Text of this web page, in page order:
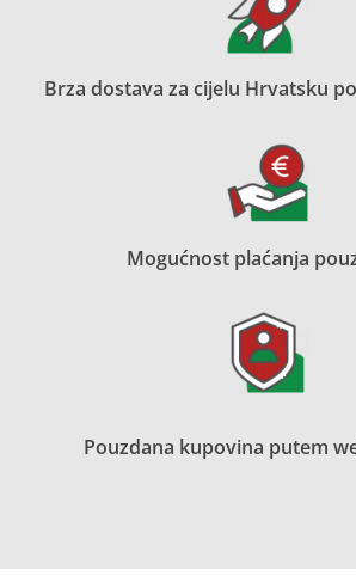
Brza dostava za cijelu Hrvatsku
Mogućnost plaćanja
Pouzdana kupovina putem